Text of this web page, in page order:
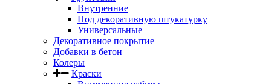
Внутренние
Под декоративную штукатурку
Универсальные
Декоративное покрытие
Добавки в бетон
Колеры
Краски